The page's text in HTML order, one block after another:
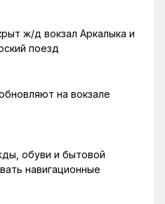
ж/д вокзал Аркалыка и
поезд
на вокзале
обуви и бытовой
навигационные